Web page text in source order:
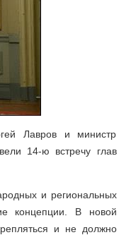
Лавров и министр
14-ю встречу глав
и региональных
концепции. В новой
и не должно